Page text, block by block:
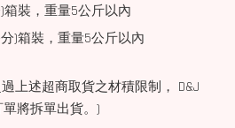
裝，重量5公斤以內
)箱裝，重量5公斤以內
上述超商取貨之材積限制， D&J
單將拆單出貨。)